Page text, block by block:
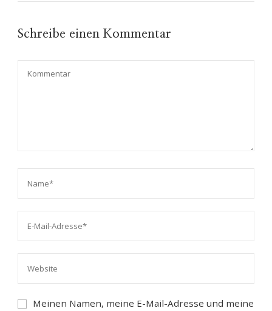
Schreibe einen Kommentar
Meinen Namen, meine E-Mail-Adresse und meine